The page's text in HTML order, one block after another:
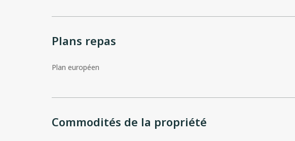
Plans repas
Plan européen
Commodités de la propriété